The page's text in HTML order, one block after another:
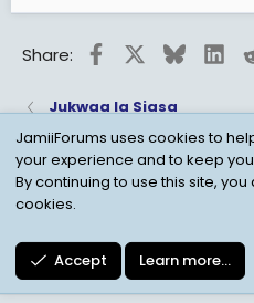
Share: FacebookBluesky
Jukwaa la Siasa
Child Protection Policy
JamiiForums uses cookies to
your experience and to keep
By continuing to use this site,
cookies.
Accept Learn more…